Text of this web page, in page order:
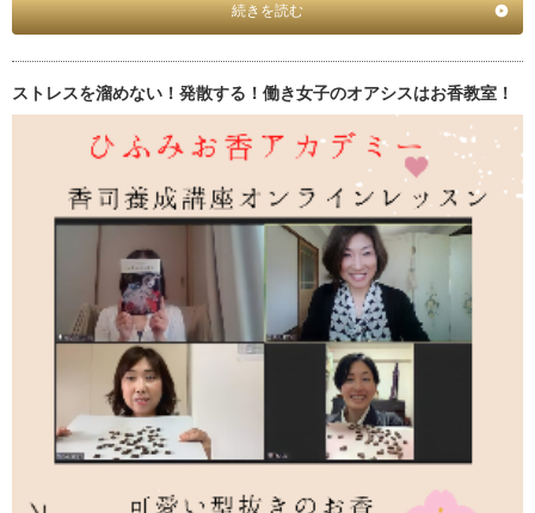
続きを読む
ストレスを溜めない！発散する！働き女子のオアシスはお香教室！